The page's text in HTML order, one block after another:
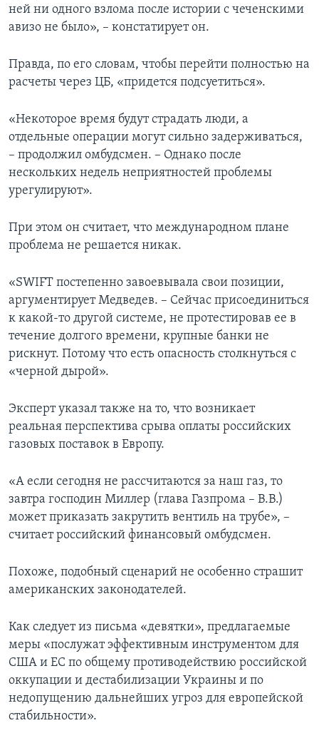
ней ни одного взлома после истории с чеченскими
авизо не было», – констатирует он.
Правда, по его словам, чтобы перейти полностью на
расчеты через ЦБ, «придется подсуетиться».
«Некоторое время будут страдать люди, а
отдельные операции могут сильно задерживаться,
– продолжил омбудсмен. – Однако после
нескольких недель неприятностей проблемы
урегулируют».
При этом он считает, что международном плане
проблема не решается никак.
«SWIFT постепенно завоевывала свои позиции,
аргументирует Медведев. – Сейчас присоединиться
к какой-то другой системе, не протестировав ее в
течение долгого времени, крупные банки не
рискнут. Потому что есть опасность столкнуться с
«черной дырой».
Эксперт указал также на то, что возникает
реальная перспектива срыва оплаты российских
газовых поставок в Европу.
«А если сегодня не рассчитаются за наш газ, то
завтра господин Миллер (глава Газпрома – В.В.)
может приказать закрутить вентиль на трубе», –
считает российский финансовый омбудсмен.
Похоже, подобный сценарий не особенно страшит
американских законодателей.
Как следует из письма «девятки», предлагаемые
меры «послужат эффективным инструментом для
США и ЕС по общему противодействию российской
оккупации и дестабилизации Украины и по
недопущению дальнейших угроз для европейской
стабильности».